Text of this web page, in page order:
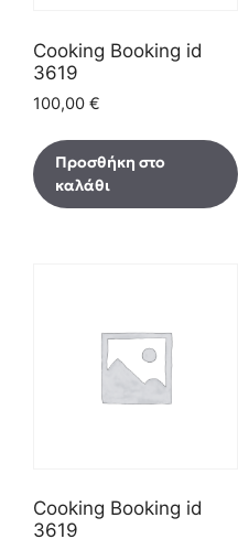
Cooking Booking id
3619
100,00 €
Προσθήκη στο
καλάθι
Cooking Booking id
3619